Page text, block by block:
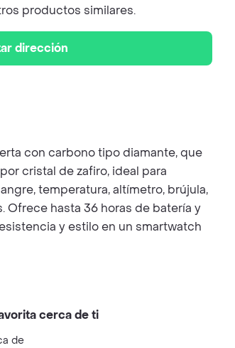
productos similares.
dirección
con carbono tipo diamante, que
cristal de zafiro, ideal para
temperatura, altímetro, brújula,
Ofrece hasta 36 horas de batería y
y estilo en un smartwatch
cerca de ti
de